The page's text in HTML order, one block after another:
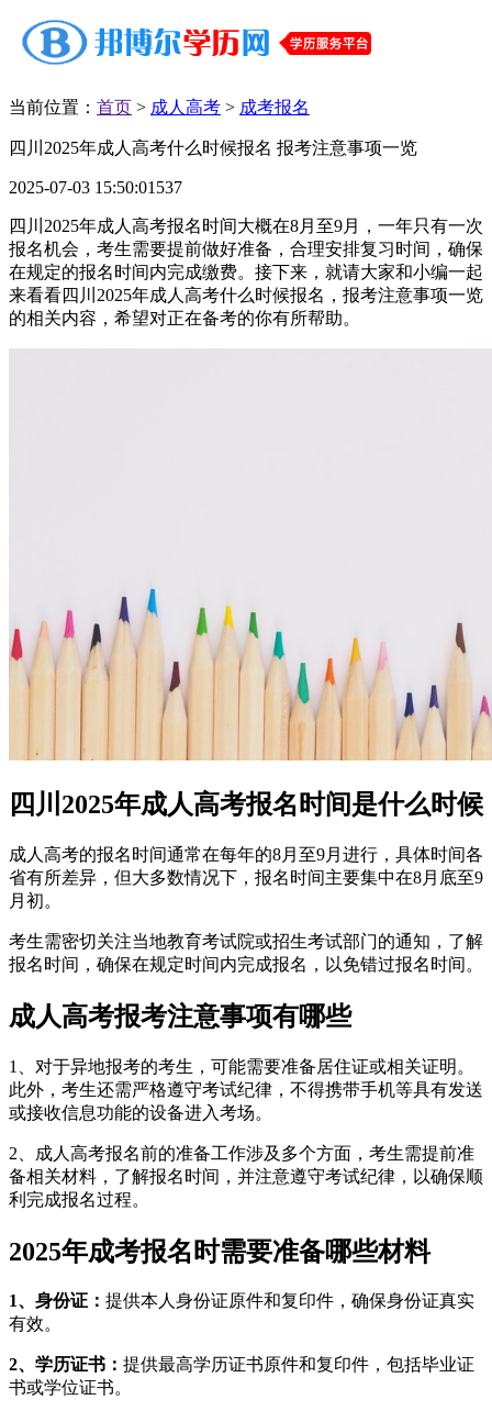
当前位置： 首页 > 成人高考 > 成考报名
四川2025年成人高考什么时候报名 报考注意事项一览
2025-07-03 15:50:01 537
四川‌2025年成人高考报名时间大概在8月至9月‌，一年只有一次
报名机会，考生需要提前做好准备，合理安排复习时间，确保
在规定的报名时间内完成缴费。接下来，就请大家和小编一起
来看看四川2025年成人高考什么时候报名，报考注意事项一览
的相关内容，希望对正在备考的你有所帮助。
四川2025年成人高考报名时间是什么时候
成人高考的报名时间通常在每年的8月至9月进行，具体时间各
省有所差异，但大多数情况下，报名时间主要集中在‌8月底至9
月初‌‌。
考生需密切关注当地教育考试院或招生考试部门的通知，了解
报名时间，确保在规定时间内完成报名‌，以免错过报名时间。
成人高考报考注意事项有哪些
1、对于异地报考的考生，可能需要准备居住证或相关证明‌。
此外，考生还需严格遵守考试纪律，不得携带手机等具有发送
或接收信息功能的设备进入考场‌。
2、成人高考报名前的准备工作涉及多个方面，考生需提前准
备相关材料，了解报名时间，并注意遵守考试纪律，以确保顺
利完成报名过程。
2025年成考报名时需要准备哪些材料
1‌、身份证‌： 提供本人身份证原件和复印件，确保身份证真实
有效‌。
2、学历证书‌： 提供最高学历证书原件和复印件，包括毕业证
书或学位证书‌。